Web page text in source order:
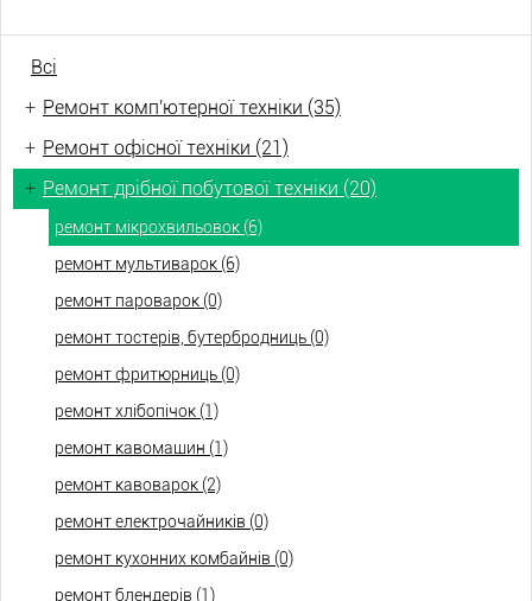
Всі
+ Ремонт комп'ютерної техніки (35)
+ Ремонт офісної техніки (21)
+ Ремонт дрібної побутової техніки (20)
ремонт мікрохвильовок (6)
ремонт мультиварок (6)
ремонт пароварок (0)
ремонт тостерів, бутербродниць (0)
ремонт фритюрниць (0)
ремонт хлібопічок (1)
ремонт кавомашин (1)
ремонт кавоварок (2)
ремонт електрочайників (0)
ремонт кухонних комбайнів (0)
ремонт блендерів (1)